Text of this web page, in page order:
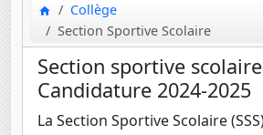
Collège
Section Sportive Scolaire
Section sportive scolaire
Candidature 2024-2025
La Section Sportive Scolaire